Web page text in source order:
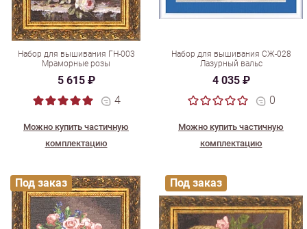
Набор для вышивания ГН-003
Мраморные розы
5 615 ₽
4
Можно купить частичную
комплектацию
Набор для вышивания СЖ-028
Лазурный вальс
4 035 ₽
0
Можно купить частичную
комплектацию
Под заказ Под заказ